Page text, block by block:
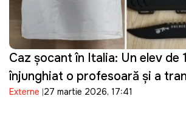
Caz șocant în Italia: Un elev de
înjunghiat o profesoară și a
pe Telegram
Externe 27 martie 2026, 17:41